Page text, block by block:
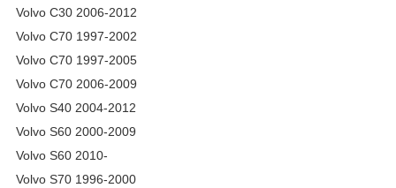
Volvo C30 2006-2012
Volvo C70 1997-2002
Volvo C70 1997-2005
Volvo C70 2006-2009
Volvo S40 2004-2012
Volvo S60 2000-2009
Volvo S60 2010-
Volvo S70 1996-2000